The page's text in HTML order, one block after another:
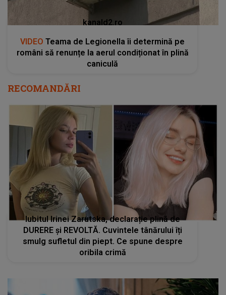
Iubitul Irinei Zarutska, declarație plină de
DURERE și REVOLTĂ. Cuvintele tânărului îți
smulg sufletul din piept. Ce spune despre
oribila crimă